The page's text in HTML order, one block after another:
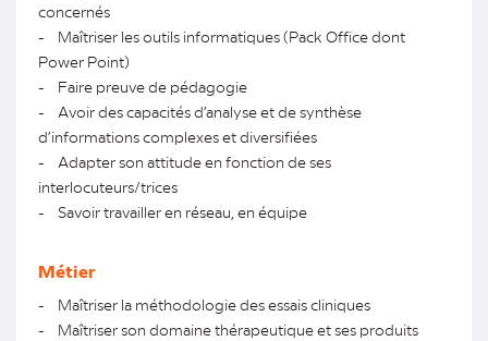
concernés
- Maîtriser les outils informatiques (Pack Office dont
Power Point)
- Faire preuve de pédagogie
- Avoir des capacités d’analyse et de synthèse
d’informations complexes et diversifiées
- Adapter son attitude en fonction de ses
interlocuteurs/trices
- Savoir travailler en réseau, en équipe
Métier
- Maîtriser la méthodologie des essais cliniques
- Maîtriser son domaine thérapeutique et ses produits